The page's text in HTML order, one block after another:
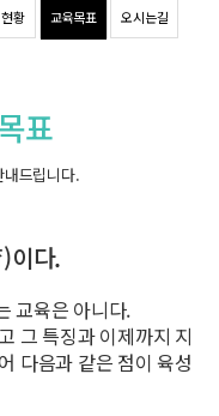
황 교육목표 오시는길
표
드립니다.
이다.
교육은 아니다.
그 특징과 이제까지 지
다음과 같은 점이 육성